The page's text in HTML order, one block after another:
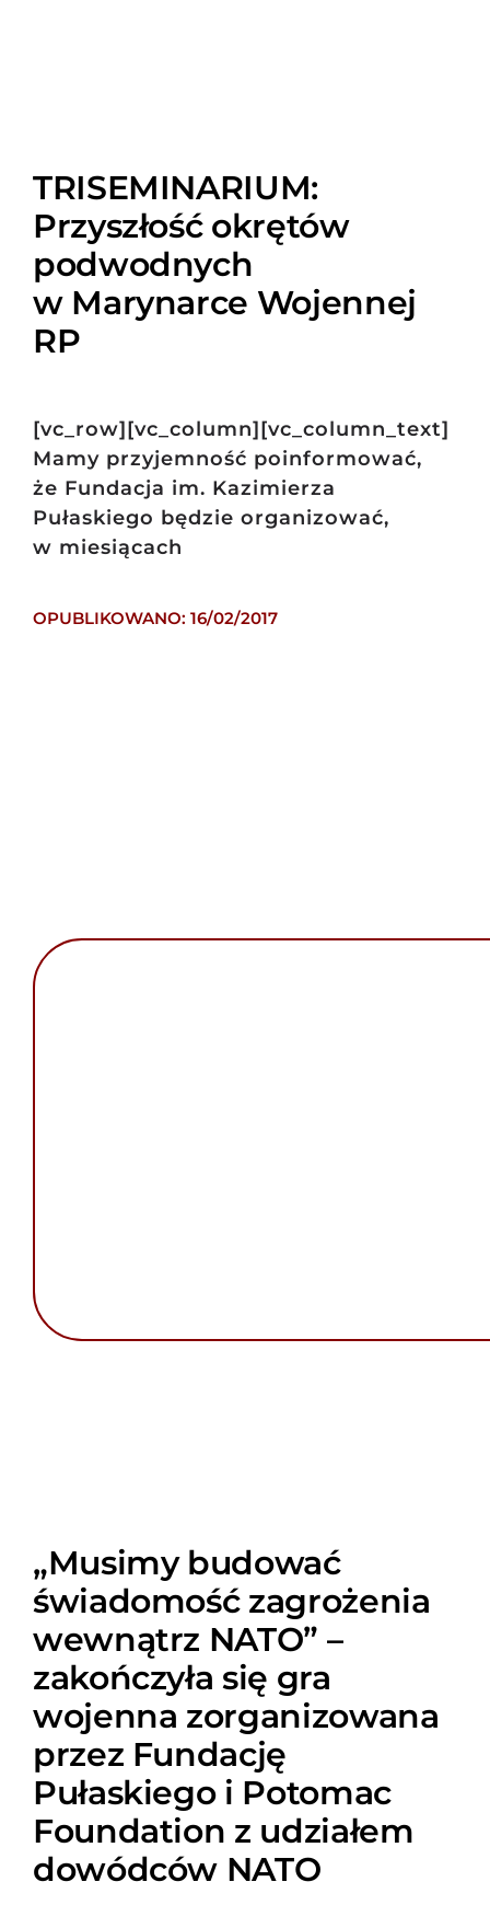
TRISEMINARIUM:
Przyszłość okrętów
podwodnych
w Marynarce Wojennej
RP
[vc_row][vc_column][vc_column_text]
Mamy przyjemność poinformować,
że Fundacja im. Kazimierza
Pułaskiego będzie organizować,
w miesiącach
OPUBLIKOWANO: 16/02/2017
„Musimy budować
świadomość zagrożenia
wewnątrz NATO” –
zakończyła się gra
wojenna zorganizowana
przez Fundację
Pułaskiego i Potomac
Foundation z udziałem
dowódców NATO